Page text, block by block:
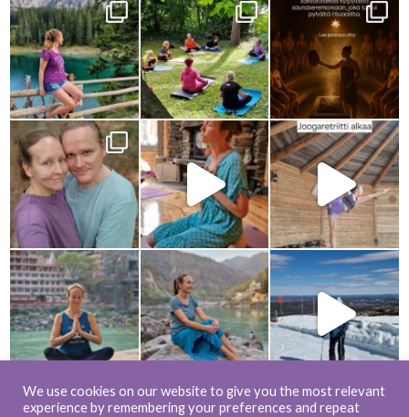
Load more... Follow on Instagram
We use cookies on our website to give you the most relevant
experience by remembering your preferences and repeat